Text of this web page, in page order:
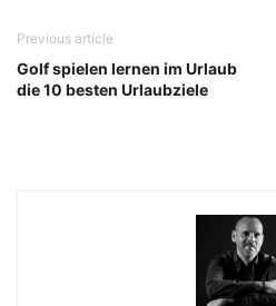
Previous article
Golf spielen lernen im Urlaub
die 10 besten Urlaubziele